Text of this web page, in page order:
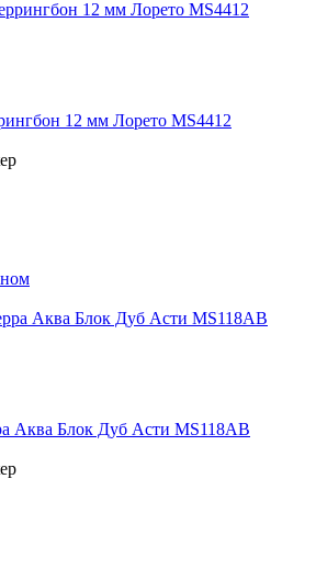
12 мм Лорето MS4412
Аква Блок Дуб Асти MS118AB